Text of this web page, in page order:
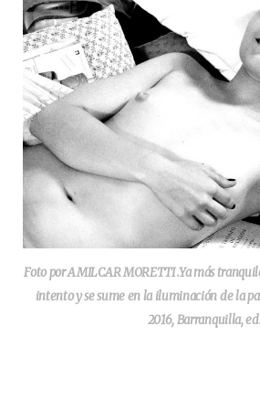
Foto por AMILCAR MORETTI .Ya más
intento y se sume en la iluminación de la
2016, Barranquilla,